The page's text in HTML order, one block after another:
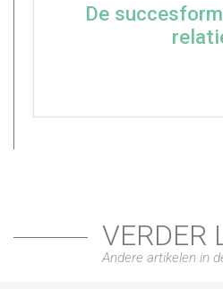
De
VERDER
Andere artikelen in